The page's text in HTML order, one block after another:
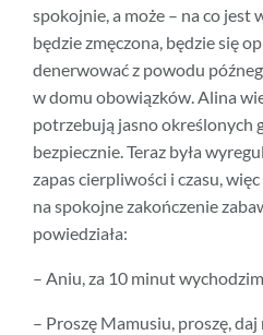
spokojnie, a może – na co jest
będzie zmęczona, będzie się
denerwować z powodu
w domu obowiązków. Alina
potrzebują jasno określonych
bezpiecznie. Teraz była
zapas cierpliwości i czasu,
na spokojne zakończenie
powiedziała:
– Aniu, za 10 minut
– Proszę Mamusiu, proszę,